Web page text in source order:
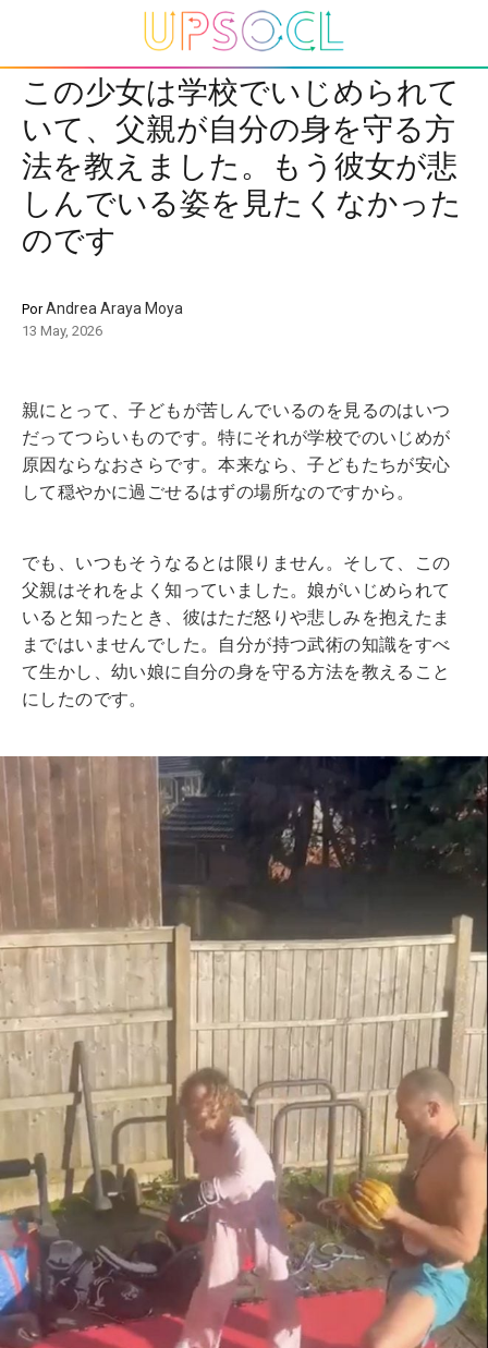
この少女は学校でいじめられて
いて、父親が自分の身を守る方
法を教えました。もう彼女が悲
しんでいる姿を見たくなかった
のです
PorAndrea Araya Moya
13 May, 2026
親にとって、子どもが苦しんでいるのを見るのはいつ
だってつらいものです。特にそれが学校でのいじめが
原因ならなおさらです。本来なら、子どもたちが安心
して穏やかに過ごせるはずの場所なのですから。
でも、いつもそうなるとは限りません。そして、この
父親はそれをよく知っていました。娘がいじめられて
いると知ったとき、彼はただ怒りや悲しみを抱えたま
まではいませんでした。自分が持つ武術の知識をすべ
て生かし、幼い娘に自分の身を守る方法を教えること
にしたのです。